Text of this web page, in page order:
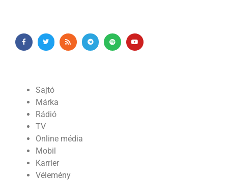
Sajtó
Márka
Rádió
TV
Online média
Mobil
Karrier
Vélemény